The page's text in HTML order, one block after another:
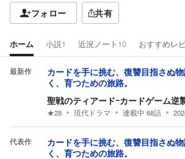
フォロー 共有
ホーム 小説1 近況ノート 10 おすすめレ
最新作
カードを手に挑む、復讐目指さぬ
く、育つための旅路。
聖戦のティアードｰカードゲーム逆
★28 現代ドラマ 連載中 68話
代表作
カードを手に挑む、復讐目指さぬ
く、育つための旅路。